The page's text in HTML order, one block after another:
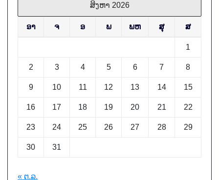
ສິງຫາ 2026
ອາ ຈ ອ ພ ພຫ ສຸ ສ
1
2 3 4 5 6 7 8
9 10 11 12 13 14 15
16 17 18 19 20 21 22
23 24 25 26 27 28 29
30 31
« ຕ.ລ.